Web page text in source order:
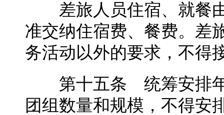
差旅人员住宿、就餐由
准交纳住宿费、餐费。差
务活动以外的要求，不得
第十五条 统筹安排年
团组数量和规模，不得安